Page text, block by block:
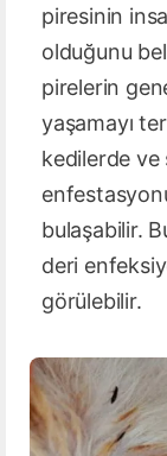
piresinin
olduğunu
pirelerin
yaşamayı
kedilerde
bulaşabilir.
deri
görülebilir.